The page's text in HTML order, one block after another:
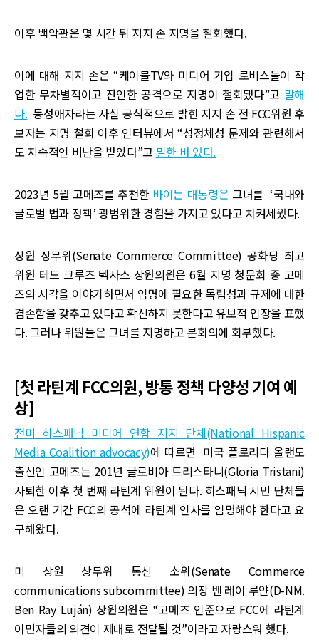
이후 백악관은 몇 시간 뒤 지지 손 지명을 철회했다.
이에 대해 지지 손은 “케이블TV와 미디어 기업 로비스들이 작
업한 무차별적이고 잔인한 공격으로 지명이 철회됐다”고 말해
다. 동성애자라는 사실 공식적으로 밝힌 지지 손 전 FCC위원 후
보자는 지명 철회 이후 인터뷰에서 “성정체성 문제와 관련해서
도 지속적인 비난을 받았다”고 말한 바 있다.
2023년 5월 고메즈를 추천한 바이든 대통령은 그녀를 ‘국내와
글로벌 법과 정책’ 광범위한 경험을 가지고 있다고 치켜세웠다.
상원 상무위(Senate Commerce Committee) 공화당 최고
위원 테드 크루즈 텍사스 상원의원은 6월 지명 청문회 중 고메
즈의 시각을 이야기하면서 임명에 필요한 독립성과 규제에 대한
겸손함을 갖추고 있다고 확신하지 못한다고 유보적 입장을 표했
다. 그러나 위원들은 그녀를 지명하고 본회의에 회부했다.
[첫 라틴계 FCC의원, 방통 정책 다양성 기여 예
상]
전미 히스패닉 미디어 연합 지지 단체(National Hispanic
Media Coalition advocacy)에 따르면 미국 플로리다 올랜도
출신인 고메즈는 201년 글로비아 트리스타니(Gloria Tristani)
사퇴한 이후 첫 번째 라틴계 위원이 된다. 히스패닉 시민 단체들
은 오랜 기간 FCC의 공석에 라틴계 인사를 임명해야 한다고 요
구해왔다.
미 상원 상무위 통신 소위(Senate Commerce
communications subcommittee) 의장 벤 레이 루얀(D-NM.
Ben Ray Luján) 상원의원은 “고메즈 인준으로 FCC에 라틴계
이민자들의 의견이 제대로 전달될 것”이라고 자랑스워 했다.